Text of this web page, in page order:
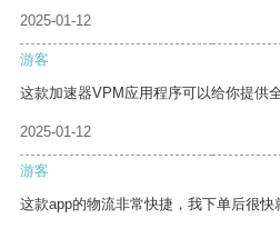
2025-01-12
游客
这款加速器VPM应用程序可以给你提供
2025-01-12
游客
这款app的物流非常快捷，我下单后很快